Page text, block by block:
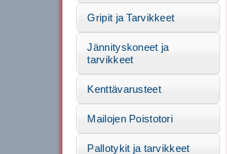
Gripit ja Tarvikkeet
Jännityskoneet ja
tarvikkeet
Kenttävarusteet
Mailojen Poistotori
Pallotykit ja tarvikkeet